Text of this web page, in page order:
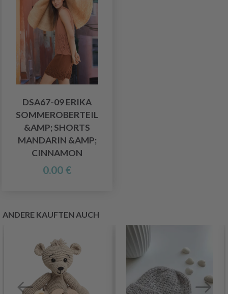
DSA67-09 ERIKA
SOMMEROBERTEIL
&AMP; SHORTS
MANDARIN &AMP;
CINNAMON
0.00 €
ANDERE KAUFTEN AUCH